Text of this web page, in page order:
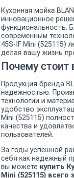
Кухонная мойка
инновационное
функциональность.
современным
45S-IF Mini (525115)
делая вашу жизнь
Почему стоит
Продукция бренда
надежностью.
технологии и
удобство
Mini (525115)
качества и
пользователей.
За годы успешной
себя как надежный
вы можете купить
Mini (525115) всего